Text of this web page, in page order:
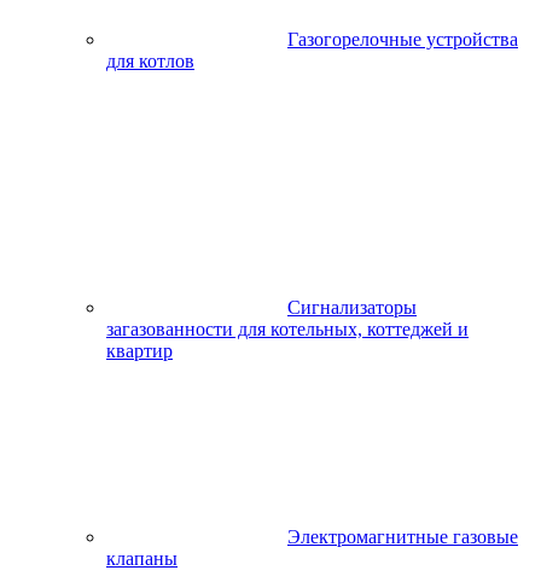
Газогорелочные устройства
для котлов
Сигнализаторы
загазованности для котельных, коттеджей и
квартир
Электромагнитные газовые
клапаны